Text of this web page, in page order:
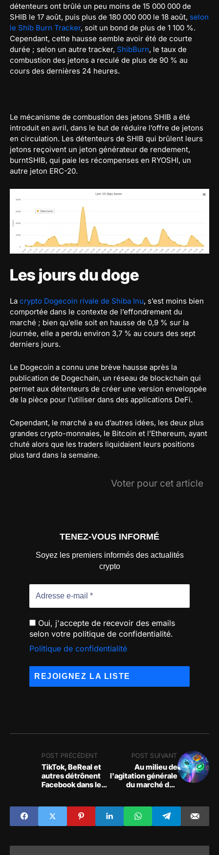
détenteurs ont brûlé un peu moins de 15 000 000 de
SHIB le 17 août, puis plus de 180 000 000 le 18 août, selon
le Shib Burn Tracker, soit un bond de plus de 1 100 %.
Cependant, cette hausse semble avoir été de courte
durée ; selon un autre tracker, ShibBurn, le taux de
combustion des jetons a reculé de plus de 90 % au
cours des dernières 24 heures.
Le mécanisme de combustion des jetons SHIB a été
introduit en avril, dans le but de réduire l’offre de jetons
en circulation. Les détenteurs de SHIB qui brûlent leurs
jetons reçoivent un jeton générateur de rendement,
burntSHIB, qui paie les récompenses en RYOSHI, un
autre jeton ERC-20.
Les jours du doge
La crypto Dogecoin rivale de Shiba Inu, s’est moins bien
comportée dans le contexte de l’effondrement du
marché ; bien qu’elle soit en hausse de 0,9 % sur la
journée, elle a perdu environ 3,7 % au cours des sept
derniers jours.
Le Dogecoin a connu une brève hausse après la
publication de Dogechain, un réseau de blockchain qui
permet aux détenteurs de créer une version enveloppée
de la pièce pour l’utiliser dans des applications DeFi.
Cependant, le marché a eu d’autres idées, les deux plus
grandes crypto-monnaies, le Bitcoin et l’Ethereum, ayant
chuté alors que les traders liquidaient leurs positions
plus tard dans la semaine.
Voter pour cet article
TENEZ-VOUS INFORMÉ
Soyez les premiers informés des actualités
crypto
Oui, j'accepte de recevoir des emails
selon votre politique de confidentialité.
Politique de confidentialité
POST PRÉCÉDENT
TikTok, BeReal et
autres détrônent
Facebook dans le
États-Unis
POST SUIVANT
Au milieu de
l'agitation générale
du marché des
jetons de jeux et de
métavers sont plus
durement touchés
autres